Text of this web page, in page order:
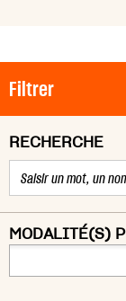
Filtrer
RECHERCHE
MODALITÉ(S)